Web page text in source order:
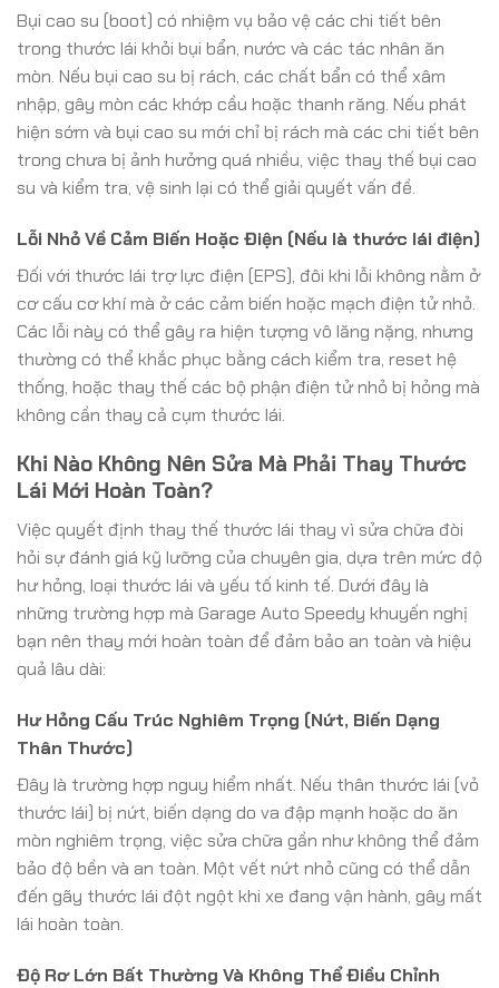
Bụi cao su (boot) có nhiệm vụ bảo vệ các chi tiết bên
trong thước lái khỏi bụi bẩn, nước và các tác nhân ăn
mòn. Nếu bụi cao su bị rách, các chất bẩn có thể xâm
nhập, gây mòn các khớp cầu hoặc thanh răng. Nếu phát
hiện sớm và bụi cao su mới chỉ bị rách mà các chi tiết bên
trong chưa bị ảnh hưởng quá nhiều, việc thay thế bụi cao
su và kiểm tra, vệ sinh lại có thể giải quyết vấn đề.
Lỗi Nhỏ Về Cảm Biến Hoặc Điện (Nếu là thước lái điện)
Đối với thước lái trợ lực điện (EPS), đôi khi lỗi không nằm ở
cơ cấu cơ khí mà ở các cảm biến hoặc mạch điện tử nhỏ.
Các lỗi này có thể gây ra hiện tượng vô lăng nặng, nhưng
thường có thể khắc phục bằng cách kiểm tra, reset hệ
thống, hoặc thay thế các bộ phận điện tử nhỏ bị hỏng mà
không cần thay cả cụm thước lái.
Khi Nào Không Nên Sửa Mà Phải Thay Thước
Lái Mới Hoàn Toàn?
Việc quyết định thay thế thước lái thay vì sửa chữa đòi
hỏi sự đánh giá kỹ lưỡng của chuyên gia, dựa trên mức độ
hư hỏng, loại thước lái và yếu tố kinh tế. Dưới đây là
những trường hợp mà Garage Auto Speedy khuyến nghị
bạn nên thay mới hoàn toàn để đảm bảo an toàn và hiệu
quả lâu dài:
Hư Hỏng Cấu Trúc Nghiêm Trọng (Nứt, Biến Dạng
Thân Thước)
Đây là trường hợp nguy hiểm nhất. Nếu thân thước lái (vỏ
thước lái) bị nứt, biến dạng do va đập mạnh hoặc do ăn
mòn nghiêm trọng, việc sửa chữa gần như không thể đảm
bảo độ bền và an toàn. Một vết nứt nhỏ cũng có thể dẫn
đến gãy thước lái đột ngột khi xe đang vận hành, gây mất
lái hoàn toàn.
Độ Rơ Lớn Bất Thường Và Không Thể Điều Chỉnh